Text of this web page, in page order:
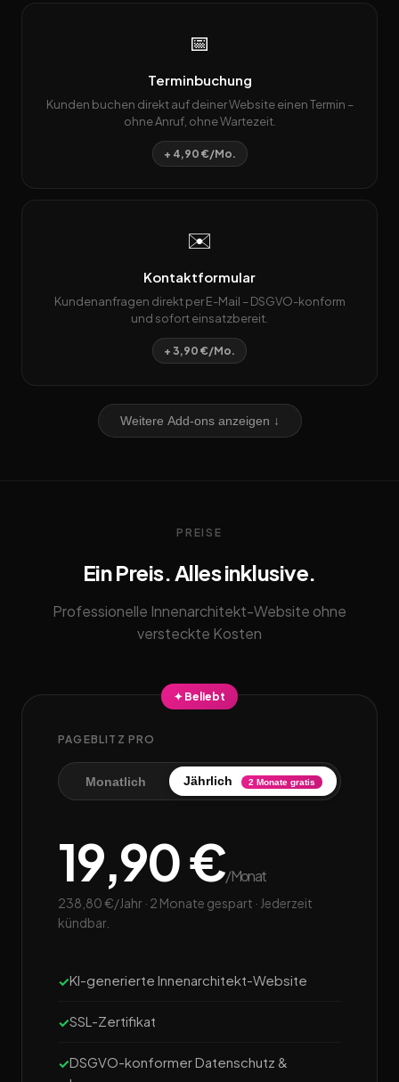
📅
Terminbuchung
Kunden buchen direkt auf deiner Website einen Termin –
ohne Anruf, ohne Wartezeit.
+ 4,90 €/Mo.
✉️
Kontaktformular
Kundenanfragen direkt per E-Mail – DSGVO-konform
und sofort einsatzbereit.
+ 3,90 €/Mo.
Weitere Add-ons anzeigen ↓
PREISE
Ein Preis. Alles inklusive.
Professionelle Innenarchitekt-Website ohne
versteckte Kosten
✦ Beliebt
PAGEBLITZ PRO
Monatlich Jährlich 2 Monate gratis
19,90 €/Monat
238,80 €/Jahr · 2 Monate gespart · Jederzeit
kündbar.
KI-generierte Innenarchitekt-Website
SSL-Zertifikat
DSGVO-konformer Datenschutz &